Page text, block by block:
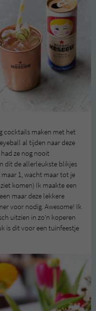
cocktails maken met het
eyeball al tijden naar deze
ze nog nooit
dit de allerleukste blikjes
1, wacht maar tot je
komen) Ik maakte een
maar deze lekkere
voor nodig. Awesome! Ik
uitzien in zo’n koperen
is dit voor een tuinfeestje